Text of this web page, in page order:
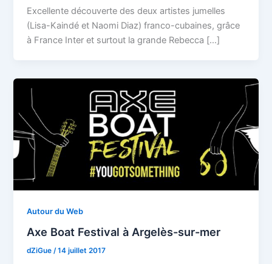
Excellente découverte des deux artistes jumelles
(Lisa-Kaindé et Naomi Diaz) franco-cubaines, grâce
à France Inter et surtout la grande Rebecca […]
Autour du Web
Axe Boat Festival à Argelès-sur-mer
dZiGue/14 juillet 2017